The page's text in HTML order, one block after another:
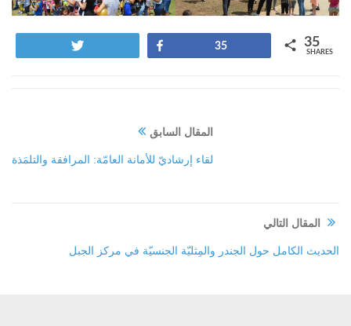
35 35
SHARES
المقال السابق
لقاء إرشاديّ للأمانة العامّة: المرافقة والتلمَذة
المقال التالي
الحديث الكامل حول الجندر والمِثليّة الجنسيّة في مركز الجبل